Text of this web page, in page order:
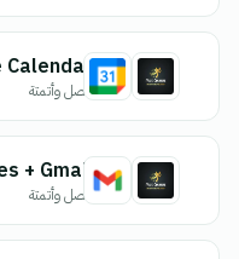
Calendar
اتصل وأتمتة
+ Gmail
اتصل وأتمتة